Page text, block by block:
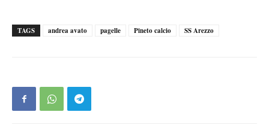
TAGS andrea avato pagelle Pineto calcio SS Arezzo